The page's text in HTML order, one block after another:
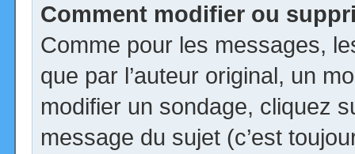
Comment modifier ou
Comme pour les messages,
que par l’auteur original, un
modifier un sondage, cliquez
message du sujet (c’est